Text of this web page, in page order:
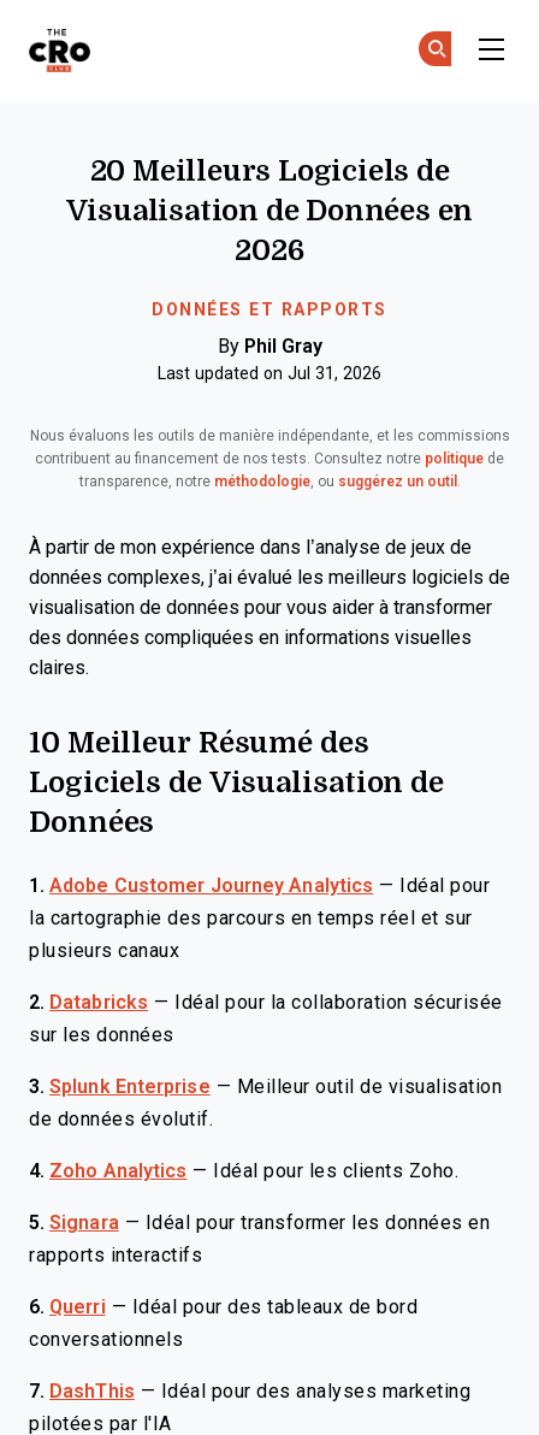
DONNÉES ET RAPPORTS
20 Meilleurs Logiciels de
Visualisation de Données en
2026
By Phil Gray
Last updated on Jul 31, 2026
Nous évaluons les outils de manière indépendante, et les commissions
contribuent au financement de nos tests. Consultez notre politique de
transparence, notre méthodologie, ou suggérez un outil .
À partir de mon expérience dans l’analyse de jeux de
données complexes, j’ai évalué les meilleurs logiciels de
visualisation de données pour vous aider à transformer
des données compliquées en informations visuelles
claires.
10 Meilleur Résumé des
Logiciels de Visualisation de
Données
1. Adobe Customer Journey Analytics —
Idéal pour
la cartographie des parcours en temps réel et sur
plusieurs canaux
2. Databricks —
Idéal pour la collaboration sécurisée
sur les données
3. Splunk Enterprise — Meilleur outil de visualisation
de données évolutif.
4. Zoho Analytics — Idéal pour les clients Zoho.
5. Signara —
Idéal pour transformer les données en
rapports interactifs
6. Querri —
Idéal pour des tableaux de bord
conversationnels
7. DashThis —
Idéal pour des analyses marketing
pilotées par l'IA